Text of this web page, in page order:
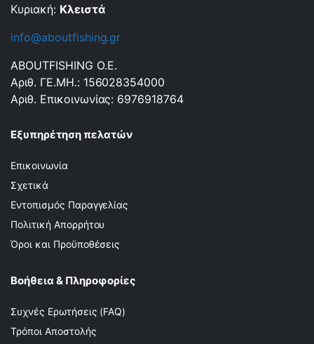
Κυριακή: Κλειστά
info@aboutfishing.gr
ABOUTFISHING Ο.Ε.
Αριθ. ΓΕ.ΜΗ.: 156028354000
Αριθ. Επικοινωνίας: 6976918764
Εξυπηρέτηση πελατών
Επικοινωνία
Σχετικά
Εντοπισμός Παραγγελίας
Πολιτική Απορρήτου
Όροι και Προϋποθέσεις
Βοήθεια & Πληροφορίες
Συχνές Ερωτήσεις (FAQ)
Τρόποι Αποστολής